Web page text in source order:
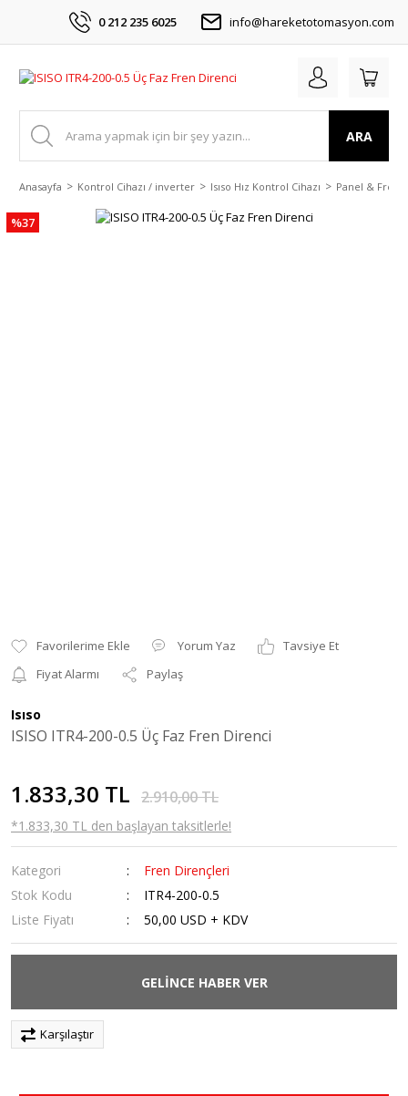
0 212 235 6025 info@hareketotomasyon.com
ARA
Anasayfa Kontrol Cihazı / inverter Isıso Hız Kontrol Cihazı Panel & Fren
%37
Yorum Yaz
Tavsiye Et
Fiyat Alarmı
Paylaş
Isıso
ISISO ITR4-200-0.5 Üç Faz Fren Direnci
1.833,30 TL 2.910,00 TL
*1.833,30 TL den başlayan taksitlerle!
Kategori
Fren Dirençleri
Stok Kodu
ITR4-200-0.5
Liste Fiyatı
50,00 USD + KDV
GELİNCE HABER VER
Karşılaştır